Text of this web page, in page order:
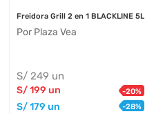
Freidora Grill 2 en 1 BLACKLINE 5L
Por Plaza Vea
S/249 un
S/199 un -20%
S/179 un -28%